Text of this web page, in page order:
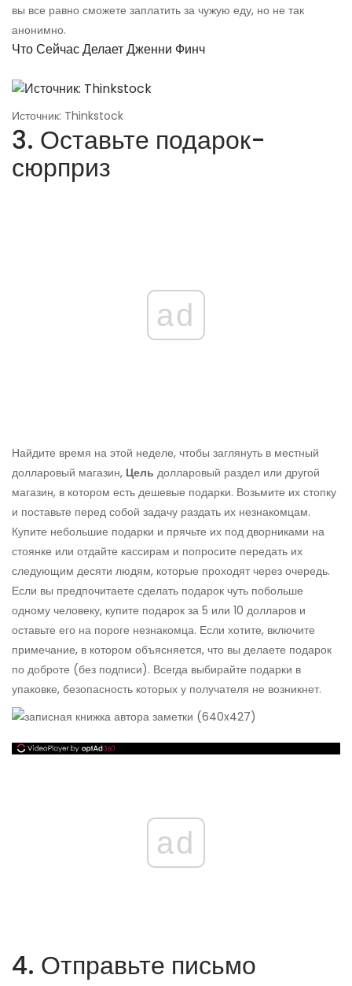
вы все равно сможете заплатить за чужую еду, но не так
анонимно.
Что Сейчас Делает Дженни Финч
Источник: Thinkstock
3. Оставьте подарок-
сюрприз
ad
Найдите время на этой неделе, чтобы заглянуть в местный
долларовый магазин, Цель долларовый раздел или другой
магазин, в котором есть дешевые подарки. Возьмите их стопку
и поставьте перед собой задачу раздать их незнакомцам.
Купите небольшие подарки и прячьте их под дворниками на
стоянке или отдайте кассирам и попросите передать их
следующим десяти людям, которые проходят через очередь.
Если вы предпочитаете сделать подарок чуть побольше
одному человеку, купите подарок за 5 или 10 долларов и
оставьте его на пороге незнакомца. Если хотите, включите
примечание, в котором объясняется, что вы делаете подарок
по доброте (без подписи). Всегда выбирайте подарки в
упаковке, безопасность которых у получателя не возникнет.
ad
4. Отправьте письмо